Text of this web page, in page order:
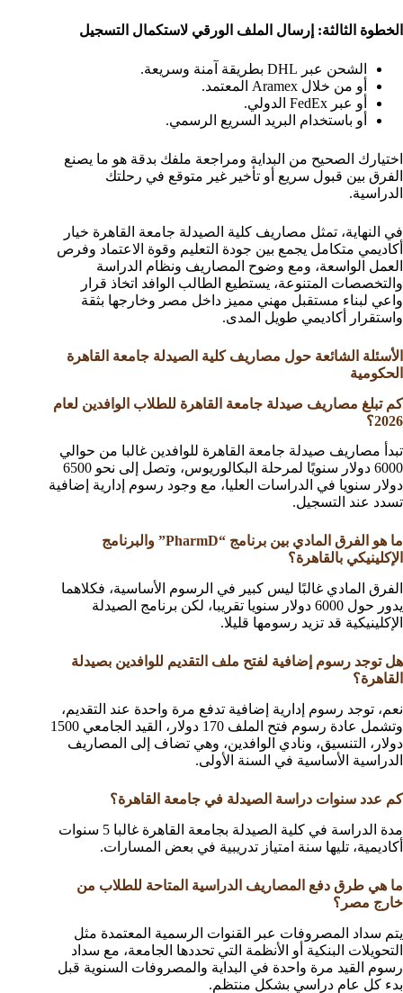
الخطوة الثالثة: إرسال الملف الورقي لاستكمال التسجيل
الشحن عبر DHL بطريقة آمنة وسريعة.
أو من خلال Aramex المعتمد.
أو عبر FedEx الدولي.
أو باستخدام البريد السريع الرسمي.
اختيارك الصحيح من البداية ومراجعة ملفك بدقة هو ما يصنع
الفرق بين قبول سريع أو تأخير غير متوقع في رحلتك
الدراسية.
في النهاية، تمثل مصاريف كلية الصيدلة جامعة القاهرة خيار
أكاديمي متكامل يجمع بين جودة التعليم وقوة الاعتماد وفرص
العمل الواسعة، ومع وضوح المصاريف ونظام الدراسة
والتخصصات المتنوعة، يستطيع الطالب الوافد اتخاذ قرار
واعي لبناء مستقبل مهني مميز داخل مصر وخارجها بثقة
واستقرار أكاديمي طويل المدى.
الأسئلة الشائعة حول مصاريف كلية الصيدلة جامعة القاهرة
الحكومية
كم تبلغ مصاريف صيدلة جامعة القاهرة للطلاب الوافدين لعام
2026؟
تبدأ مصاريف صيدلة جامعة القاهرة للوافدين غالبا من حوالي
6000 دولار سنويًا لمرحلة البكالوريوس، وتصل إلى نحو 6500
دولار سنويا في الدراسات العليا، مع وجود رسوم إدارية إضافية
تسدد عند التسجيل.
ما هو الفرق المادي بين برنامج “PharmD” والبرنامج
الإكلينيكي بالقاهرة؟
الفرق المادي غالبًا ليس كبير في الرسوم الأساسية، فكلاهما
يدور حول 6000 دولار سنويا تقريبا، لكن برنامج الصيدلة
الإكلينيكية قد تزيد رسومها قليلا.
هل توجد رسوم إضافية لفتح ملف التقديم للوافدين بصيدلة
القاهرة؟
نعم، توجد رسوم إدارية إضافية تدفع مرة واحدة عند التقديم،
وتشمل عادة رسوم فتح الملف 170 دولار، القيد الجامعي 1500
دولار، التنسيق، ونادي الوافدين، وهي تضاف إلى المصاريف
الدراسية الأساسية في السنة الأولى.
كم عدد سنوات دراسة الصيدلة في جامعة القاهرة؟
مدة الدراسة في كلية الصيدلة بجامعة القاهرة غالبا 5 سنوات
أكاديمية، تليها سنة امتياز تدريبية في بعض المسارات.
ما هي طرق دفع المصاريف الدراسية المتاحة للطلاب من
خارج مصر؟
يتم سداد المصروفات عبر القنوات الرسمية المعتمدة مثل
التحويلات البنكية أو الأنظمة التي تحددها الجامعة، مع سداد
رسوم القيد مرة واحدة في البداية والمصروفات السنوية قبل
بدء كل عام دراسي بشكل منتظم.